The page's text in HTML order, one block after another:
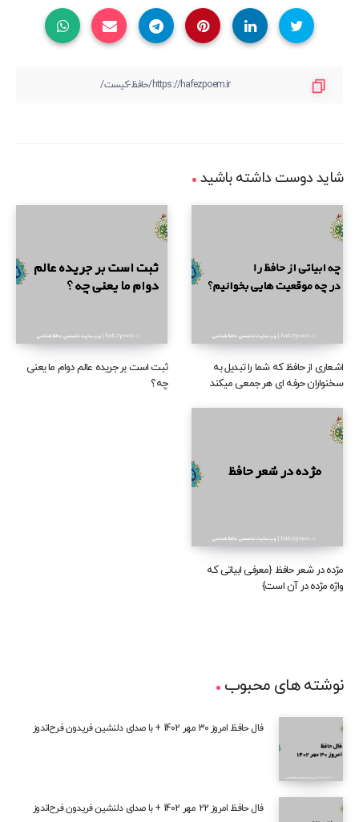
شاید دوست داشته باشید
اشعاری از حافظ که شما را تبدیل به
سخنواران حرفه ای هر جمعی میکند
ثبت است بر جریده عالم دوام ما یعنی
چه؟
مژده در شعر حافظ {معرفی ابیاتی که
واژه مژده در آن است}
نوشته های محبوب
فال حافظ امروز 30 مهر 1402 + با صدای دلنشین فریدون فرح‌اندوز
فال حافظ امروز 22 مهر 1402 + با صدای دلنشین فریدون فرح‌اندوز